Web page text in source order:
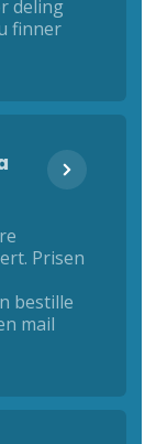
deling
finner
Prisen
bestille
mail